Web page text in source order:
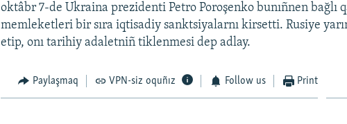
oktâbr 7-de Ukraina prezidenti Petro Poroşenko bunıñnen bağlı
memleketleri bir sıra iqtisadiy sanktsiyalarnı kirsetti. Rusiye
etip, onı tarihiy adaletniñ tiklenmesi dep adlay.
Paylaşmaq VPN-siz oquñız Follow us Print